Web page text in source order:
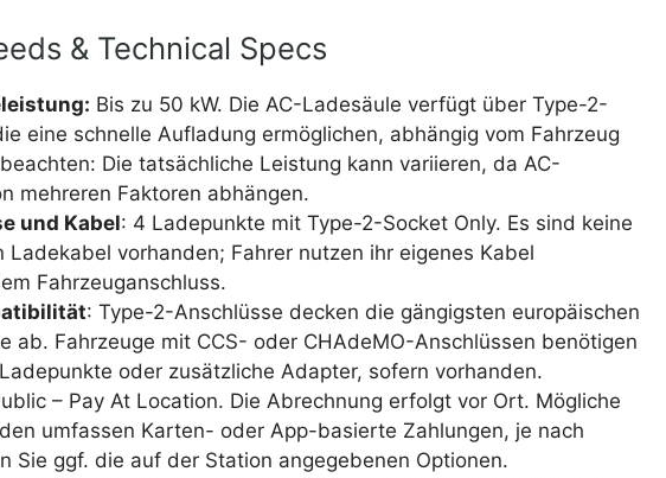
& Technical Specs
Bis zu 50 kW. Die AC-Ladesäule verfügt über Type-2-
eine schnelle Aufladung ermöglichen, abhängig vom Fahrzeug
Die tatsächliche Leistung kann variieren, da AC-
mehreren Faktoren abhängen.
und Kabel: 4 Ladepunkte mit Type-2-Socket Only. Es sind keine
vorhanden; Fahrer nutzen ihr eigenes Kabel
Fahrzeuganschluss.
: Type-2-Anschlüsse decken die gängigsten europäischen
ab. Fahrzeuge mit CCS- oder CHAdeMO-Anschlüssen benötigen
oder zusätzliche Adapter, sofern vorhanden.
– Pay At Location. Die Abrechnung erfolgt vor Ort. Mögliche
umfassen Karten- oder App-basierte Zahlungen, je nach
Sie ggf. die auf der Station angegebenen Optionen.